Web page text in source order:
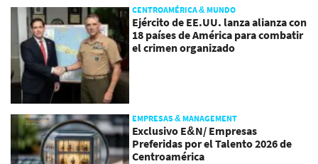
CENTROAMÉRICA & MUNDO
Ejército de EE.UU. lanza alianza con
18 países de América para combatir
el crimen organizado
EMPRESAS & MANAGEMENT
Exclusivo E&N/ Empresas
Preferidas por el Talento 2026 de
Centroamérica